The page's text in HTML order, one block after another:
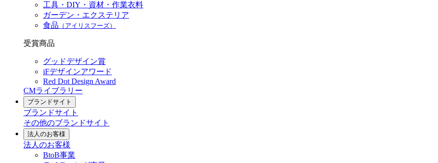
工具・DIY・資材・作業衣料
ガーデン・エクステリア
食品 （アイリスフーズ）
受賞商品
グッドデザイン賞
iFデザインアワード
Red Dot Design Award
CMライブラリー
ブランドサイト
ブランドサイト
その他のブランドサイト
法人のお客様
法人のお客様
BtoB事業